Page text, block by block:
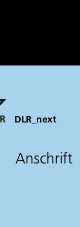
DLR_next
Anschrift